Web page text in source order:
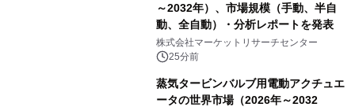
～2032年）、市場規模（手動、半自
動、全自動）・分析レポートを発表
株式会社マーケットリサーチセンター
25分前
蒸気タービンバルブ用電動アクチュエ
ータの世界市場（2026年～2032